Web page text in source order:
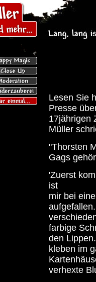
Lesen Sie
Presse
17jährigen
Müller
"Thorsten
Gags
'Zuerst
ist
mir bei
farbige
den
kleben im
verhexte